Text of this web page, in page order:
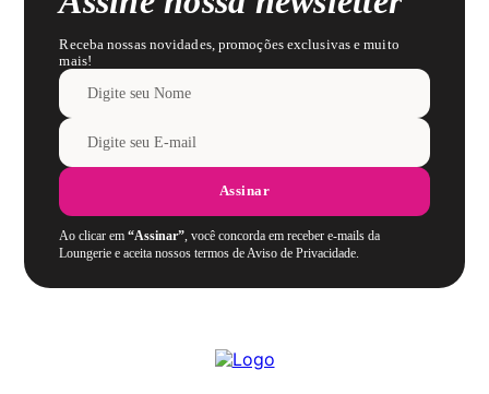
Receba nossas novidades, promoções exclusivas e muito
mais!
Assinar
Ao clicar em“Assinar”, você concorda em receber e-mails da
Loungerie e aceita nossos termos de Aviso de Privacidade.